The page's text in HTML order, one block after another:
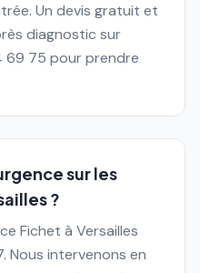
Un devis gratuit et
diagnostic sur
69 75 pour prendre
sur les
?
Fichet à Versailles
intervenons en